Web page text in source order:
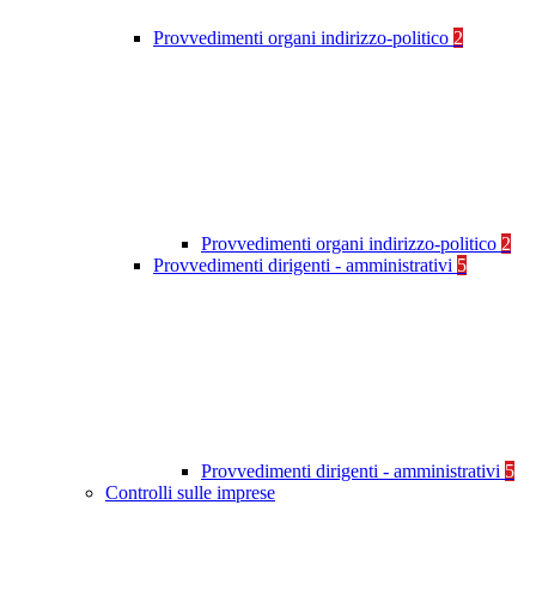
Provvedimenti organi indirizzo-politico 2
Provvedimenti organi indirizzo-politico 2
Provvedimenti dirigenti - amministrativi 5
Provvedimenti dirigenti - amministrativi 5
Controlli sulle imprese